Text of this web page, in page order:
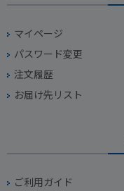
マイページ
パスワード変更
注文履歴
お届け先リスト
ご利用ガイド